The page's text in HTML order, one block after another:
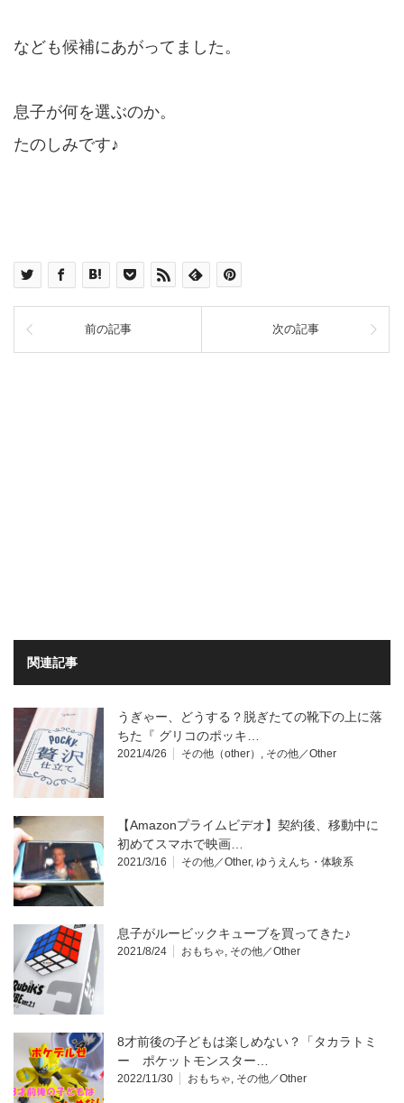
なども候補にあがってました。
息子が何を選ぶのか。
たのしみです♪
前の記事 次の記事
関連記事
うぎゃー、どうする？脱ぎたての靴下の上に落
ちた『 グリコのポッキ…
2021/4/26 その他（other） , その他／Other
【Amazonプライムビデオ】契約後、移動中に
初めてスマホで映画…
2021/3/16 その他／Other, ゆうえんち・体験系
息子がルービックキューブを買ってきた♪
2021/8/24 おもちゃ, その他／Other
8才前後の子どもは楽しめない？「タカラトミ
ー ポケットモンスター…
2022/11/30 おもちゃ, その他／Other